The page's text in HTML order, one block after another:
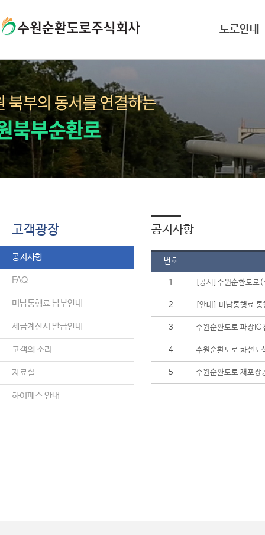
도로안내
고객광장
공지사항
FAQ
미납통행료 납부안내
세금계산서 발급안내
고객의 소리
자료실
하이패스 안내
공지사항
번호
1 [공시]수원순환도로
2 [안내] 미납통행료
3 수원순환도로 파장IC
4 수원순환도로 차선도
5 수원순환도로 재포장